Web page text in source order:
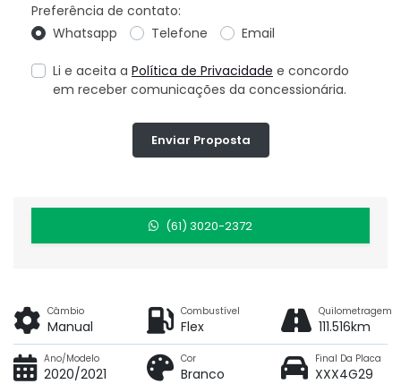
(61) 3020-2372
Preferência de contato:
Whatsapp
Telefone Email
Li e aceita a Política de Privacidade e concordo
em receber comunicações da concessionária.
Enviar Proposta
Câmbio
Manual
Combustível
Flex
Quilometragem
111.516km
Ano/Modelo
2020/2021
Cor
Branco
Final Da Placa
XXX4G29